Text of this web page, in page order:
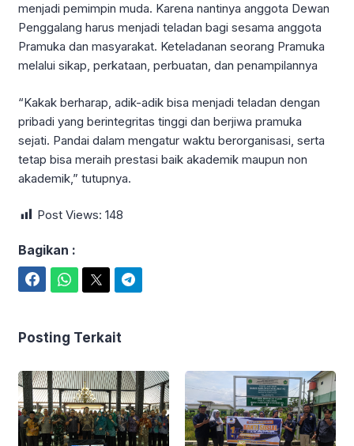
menjadi pemimpin muda. Karena nantinya anggota Dewan
Penggalang harus menjadi teladan bagi sesama anggota
Pramuka dan masyarakat. Keteladanan seorang Pramuka
melalui sikap, perkataan, perbuatan, dan penampilannya
“Kakak berharap, adik-adik bisa menjadi teladan dengan
pribadi yang berintegritas tinggi dan berjiwa pramuka
sejati. Pandai dalam mengatur waktu berorganisasi, serta
tetap bisa meraih prestasi baik akademik maupun non
akademik,” tutupnya.
Post Views: 148
Bagikan :
Posting Terkait